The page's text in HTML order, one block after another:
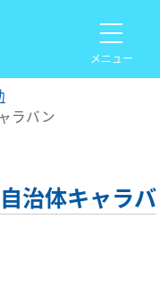
メニュー
ラバン
治体キャラバ